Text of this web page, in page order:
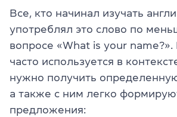
Все, кто начинал изучать
употреблял это слово по
вопросе «What is your
часто используется в
нужно получить
а также с ним легко
предложения: